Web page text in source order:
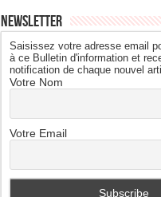
Newsletter
Saisissez votre adresse email
à ce Bulletin d'information et
notification de chaque nouvel
Votre Nom
Votre Email